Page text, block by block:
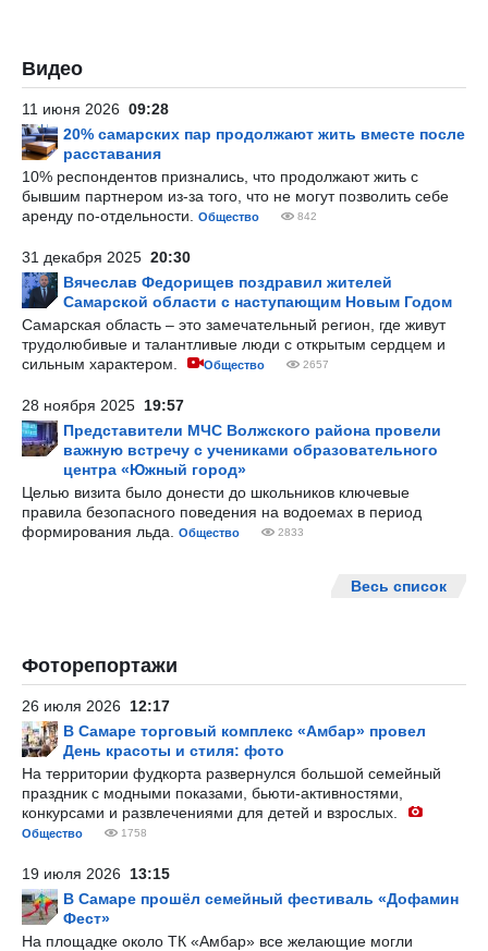
Видео
11 июня 2026 09:28
20% самарских пар продолжают жить вместе после
расставания
10% респондентов признались, что продолжают жить с
бывшим партнером из-за того, что не могут позволить себе
аренду по-отдельности.
Общество 842
31 декабря 2025 20:30
Вячеслав Федорищев поздравил жителей
Самарской области с наступающим Новым Годом
Самарская область – это замечательный регион, где живут
трудолюбивые и талантливые люди с открытым сердцем и
сильным характером.
Общество 2657
28 ноября 2025 19:57
Представители МЧС Волжского района провели
важную встречу с учениками образовательного
центра «Южный город»
Целью визита было донести до школьников ключевые
правила безопасного поведения на водоемах в период
формирования льда.
Общество 2833
Весь список
Фоторепортажи
26 июля 2026 12:17
В Самаре торговый комплекс «Амбар» провел
День красоты и стиля: фото
На территории фудкорта развернулся большой семейный
праздник с модными показами, бьюти-активностями,
конкурсами и развлечениями для детей и взрослых.
Общество 1758
19 июля 2026 13:15
В Самаре прошёл семейный фестиваль «Дофамин
Фест»
На площадке около ТК «Амбар» все желающие могли